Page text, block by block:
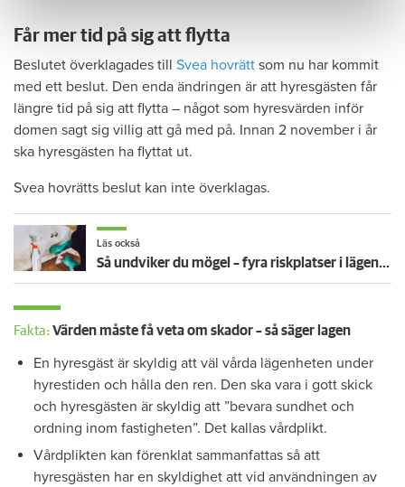
Får mer tid på sig att flytta
Beslutet överklagades till Svea hovrätt som nu har kommit
med ett beslut. Den enda ändringen är att hyresgästen får
längre tid på sig att flytta – något som hyresvärden inför
domen sagt sig villig att gå med på. Innan 2 november i år
ska hyresgästen ha flyttat ut.
Svea hovrätts beslut kan inte överklagas.
Läs också
Så undviker du mögel – fyra riskplatser i lägenheten: ”Måste städa bort”
Fakta: Värden måste få veta om skador – så säger lagen
En hyresgäst är skyldig att väl vårda lägenheten under
hyrestiden och hålla den ren. Den ska vara i gott skick
och hyresgästen är skyldig att ”bevara sundhet och
ordning inom fastigheten”. Det kallas vårdplikt.
Vårdplikten kan förenklat sammanfattas så att
hyresgästen har en skyldighet att vid användningen av